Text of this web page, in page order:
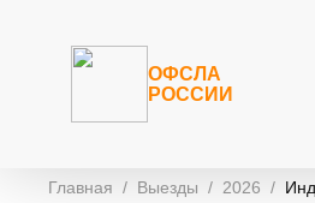
ОФСЛА
РОССИИ
Главная Выезды 2026